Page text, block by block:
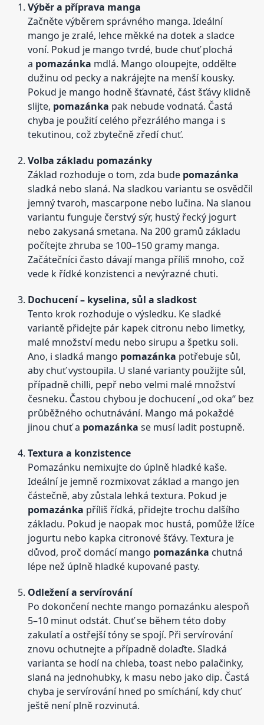
Výběr a příprava manga
Začněte výběrem správného manga. Ideální
mango je zralé, lehce měkké na dotek a sladce
voní. Pokud je mango tvrdé, bude chuť plochá
a pomazánka mdlá. Mango oloupejte, oddělte
dužinu od pecky a nakrájejte na menší kousky.
Pokud je mango hodně šťavnaté, část šťávy klidně
slijte, pomazánka pak nebude vodnatá. Častá
chyba je použití celého přezrálého manga i s
tekutinou, což zbytečně zředí chuť.
Volba základu pomazánky
Základ rozhoduje o tom, zda bude pomazánka
sladká nebo slaná. Na sladkou variantu se osvědčil
jemný tvaroh, mascarpone nebo lučina. Na slanou
variantu funguje čerstvý sýr, hustý řecký jogurt
nebo zakysaná smetana. Na 200 gramů základu
počítejte zhruba se 100–150 gramy manga.
Začátečníci často dávají manga příliš mnoho, což
vede k řídké konzistenci a nevýrazné chuti.
Dochucení – kyselina, sůl a sladkost
Tento krok rozhoduje o výsledku. Ke sladké
variantě přidejte pár kapek citronu nebo limetky,
malé množství medu nebo sirupu a špetku soli.
Ano, i sladká mango pomazánka potřebuje sůl,
aby chuť vystoupila. U slané varianty použijte sůl,
případně chilli, pepř nebo velmi malé množství
česneku. Častou chybou je dochucení „od oka“ bez
průběžného ochutnávání. Mango má pokaždé
jinou chuť a pomazánka se musí ladit postupně.
Textura a konzistence
Pomazánku nemixujte do úplně hladké kaše.
Ideální je jemně rozmixovat základ a mango jen
částečně, aby zůstala lehká textura. Pokud je
pomazánka příliš řídká, přidejte trochu dalšího
základu. Pokud je naopak moc hustá, pomůže lžíce
jogurtu nebo kapka citronové šťávy. Textura je
důvod, proč domácí mango pomazánka chutná
lépe než úplně hladké kupované pasty.
Odležení a servírování
Po dokončení nechte mango pomazánku alespoň
5–10 minut odstát. Chuť se během této doby
zakulatí a ostřejší tóny se spojí. Při servírování
znovu ochutnejte a případně dolaďte. Sladká
varianta se hodí na chleba, toast nebo palačinky,
slaná na jednohubky, k masu nebo jako dip. Častá
chyba je servírování hned po smíchání, kdy chuť
ještě není plně rozvinutá.